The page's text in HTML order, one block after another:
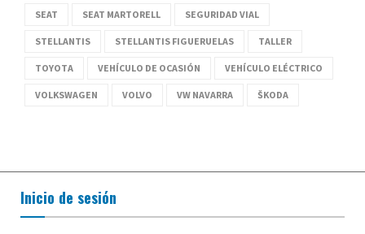
SEAT SEAT MARTORELL SEGURIDAD VIAL
STELLANTIS STELLANTIS FIGUERUELAS TALLER
TOYOTA VEHÍCULO DE OCASIÓN VEHÍCULO ELÉCTRICO
VOLKSWAGEN VOLVO VW NAVARRA ŠKODA
Inicio de sesión